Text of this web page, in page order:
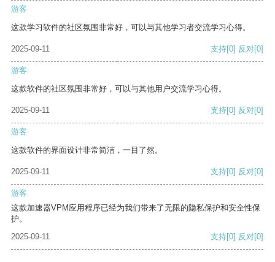
游客
这款学习软件的社区氛围非常好，可以与其他学习者交流学习心得。
2025-09-11 支持[0] 反对[0]
游客
这款软件的社区氛围非常好，可以与其他用户交流学习心得。
2025-09-11 支持[0] 反对[0]
游客
这款软件的界面设计非常简洁，一目了然。
2025-09-11 支持[0] 反对[0]
游客
这款加速器VPM应用程序已经为我们带来了无限的隐私保护和安全性保
护。
2025-09-11
支持[0] 反对[0]